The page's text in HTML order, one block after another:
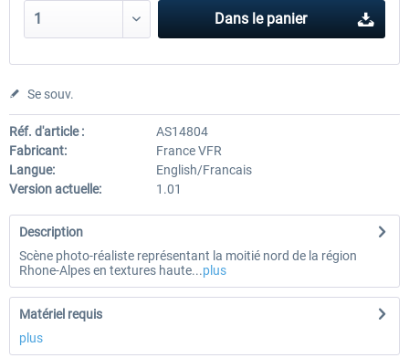
Dans le panier
Se souv.
Réf. d'article :
AS14804
Fabricant:
France VFR
Langue:
English/Francais
Version actuelle:
1.01
Description
Scène photo-réaliste représentant la moitié nord de la région
Rhone-Alpes en textures haute...plus
Matériel requis
plus